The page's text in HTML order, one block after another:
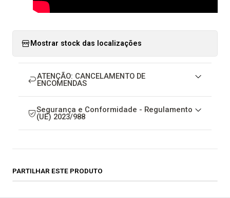
Mostrar stock das localizações
ATENÇÃO: CANCELAMENTO DE
ENCOMENDAS
Segurança e Conformidade - Regulamento
(UE) 2023/988
PARTILHAR ESTE PRODUTO